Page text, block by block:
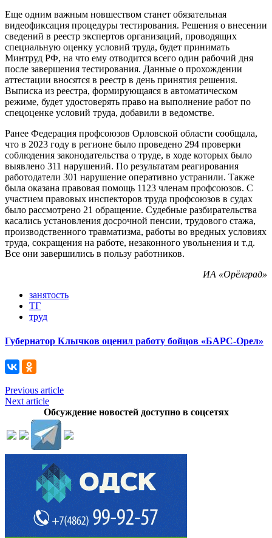
Еще одним важным новшеством станет обязательная
видеофиксация процедуры тестирования. Решения о внесении
сведений в реестр экспертов организаций, проводящих
специальную оценку условий труда, будет принимать
Минтруд РФ, на что ему отводится всего один рабочий дня
после завершения тестирования. Данные о прохождении
аттестации вносятся в реестр в день принятия решения.
Выписка из реестра, формирующаяся в автоматическом
режиме, будет удостоверять право на выполнение работ по
спецоценке условий труда, добавили в ведомстве.
Ранее Федерация профсоюзов Орловской области сообщала,
что в 2023 году в регионе было проведено 294 проверки
соблюдения законодательства о труде, в ходе которых было
выявлено 311 нарушений. По результатам реагирования
работодатели 301 нарушение оперативно устранили. Также
была оказана правовая помощь 1123 членам профсоюзов. С
участием правовых инспекторов труда профсоюзов в судах
было рассмотрено 21 обращение. Судебные разбирательства
касались установления досрочной пенсии, трудового стажа,
производственного травматизма, работы во вредных условиях
труда, сокращения на работе, незаконного увольнения и т.д.
Все они завершились в пользу работников.
ИА «Орёлград»
занятость
ТГ
труд
Губернатор Клычков оценил работу бойцов «БАРС-Орел»
Previous article
Next article
Обсуждение новостей доступно в соцсетях